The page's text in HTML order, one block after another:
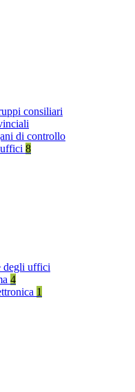
consiliari
di controllo
8
degli uffici
4
1